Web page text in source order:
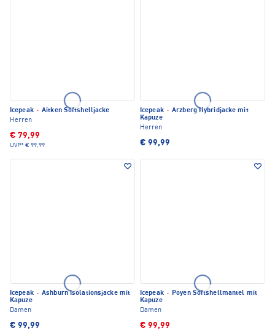
Icepeak · Aitken Softshelljacke
Herren
€ 79,99
UVP* € 99,99
Icepeak · Arzberg Hybridjacke mit
Kapuze
Herren
€ 99,99
Icepeak · Ashburn Isolationsjacke mit
Kapuze
Damen
€ 99,99
Icepeak · Poyen Softshellmantel mit
Kapuze
Damen
€ 99,99